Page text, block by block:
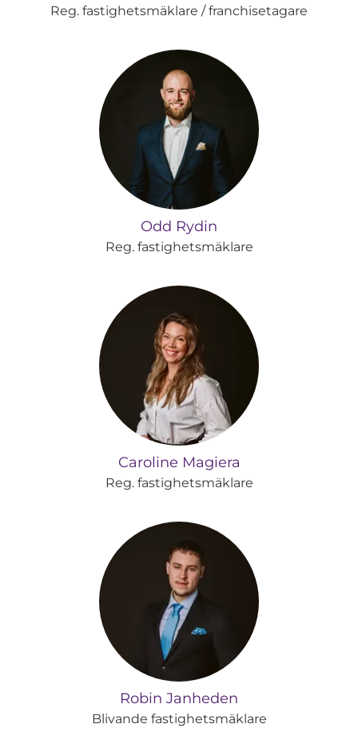
Reg. fastighetsmäklare / franchisetagare
Odd Rydin
Reg. fastighetsmäklare
Caroline Magiera
Reg. fastighetsmäklare
Robin Janheden
Blivande fastighetsmäklare